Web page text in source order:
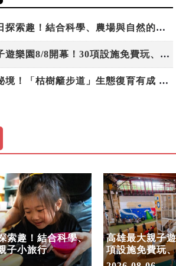
嘉義鹿草夏日探索趣！結合科學、農場與自然的親子小旅行
高雄最大親子遊樂園8/8開幕！30項設施免費玩、YOYO家族嗨翻暑假
虎頭埤森林秘境！「枯樹籬步道」生態復育有成 走進大自然生命教室
索趣！結合科學、
子小旅行
高雄最大親子
項設施免費玩
假